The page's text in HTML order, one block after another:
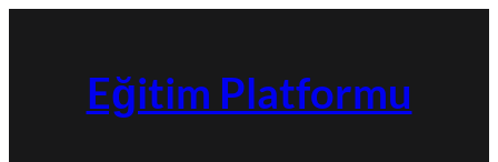
Eğitim Platformu